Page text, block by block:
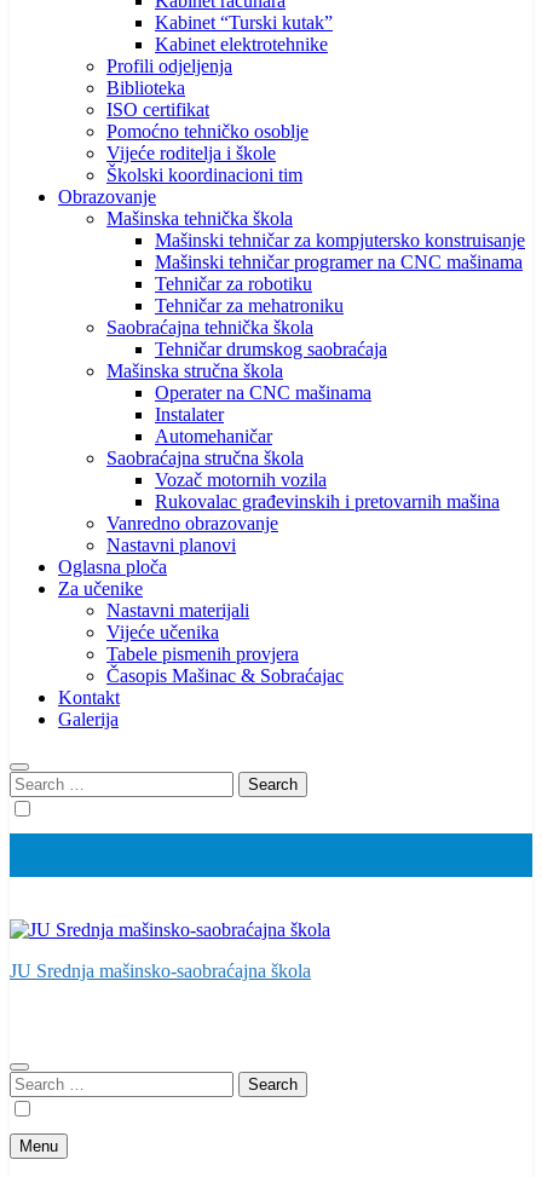
Kabinet “Turski kutak”
Kabinet elektrotehnike
Profili odjeljenja
Biblioteka
ISO certifikat
Pomoćno tehničko osoblje
Vijeće roditelja i škole
Školski koordinacioni tim
Obrazovanje
Mašinska tehnička škola
Mašinski tehničar za kompjutersko konstruisanje
Mašinski tehničar programer na CNC mašinama
Tehničar za robotiku
Tehničar za mehatroniku
Saobraćajna tehnička škola
Tehničar drumskog saobraćaja
Mašinska stručna škola
Operater na CNC mašinama
Instalater
Automehaničar
Saobraćajna stručna škola
Vozač motornih vozila
Rukovalac građevinskih i pretovarnih mašina
Vanredno obrazovanje
Nastavni planovi
Oglasna ploča
Za učenike
Nastavni materijali
Vijeće učenika
Tabele pismenih provjera
Časopis Mašinac & Sobraćajac
Kontakt
Galerija
Search
for:
JU Srednja mašinsko-saobraćajna škola
Search
for:
Menu